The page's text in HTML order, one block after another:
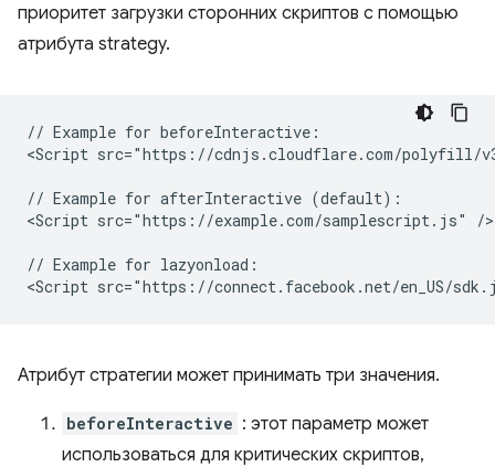
приоритет загрузки сторонних скриптов с помощью
атрибута strategy.
// Example for beforeInteractive:
<Script src="https://cdnjs.cloudflare.com/polyfill/
// Example for afterInteractive (default):
<Script src="https://example.com/samplescript.js" />
// Example for lazyonload:
Атрибут стратегии может принимать три значения.
beforeInteractive : этот параметр может
использоваться для критических скриптов,